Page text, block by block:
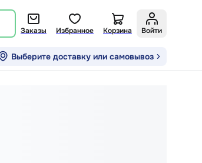
Заказы Избранное Корзина Войти
Выберите доставку или самовывоз